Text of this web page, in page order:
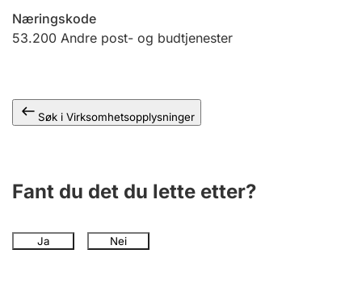
Næringskode
53.200 Andre post- og budtjenester
Søk i Virksomhetsopplysninger
Fant du det du lette etter?
Ja Nei